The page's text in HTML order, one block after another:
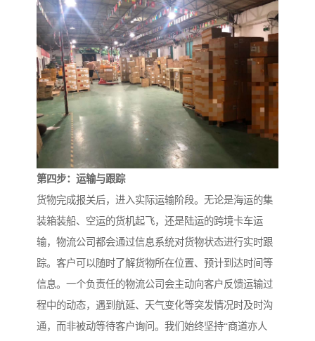
第四步：运输与跟踪
货物完成报关后，进入实际运输阶段。无论是海运的集
装箱装船、空运的货机起飞，还是陆运的跨境卡车运
输，物流公司都会通过信息系统对货物状态进行实时跟
踪。客户可以随时了解货物所在位置、预计到达时间等
信息。一个负责任的物流公司会主动向客户反馈运输过
程中的动态，遇到航延、天气变化等突发情况时及时沟
通，而非被动等待客户询问。我们始终坚持“商道亦人